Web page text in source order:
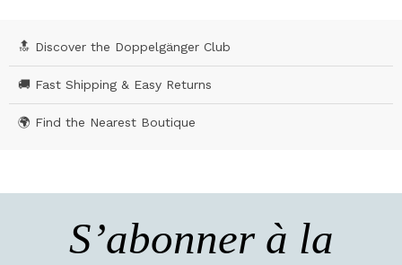
🔝 Discover the Doppelgänger Club
🚚 Fast Shipping & Easy Returns
🌍 Find the Nearest Boutique
S’abonner à la